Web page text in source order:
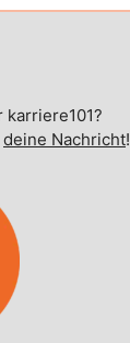
karriere101?
deine Nachricht!